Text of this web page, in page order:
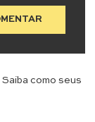
Saiba como seus